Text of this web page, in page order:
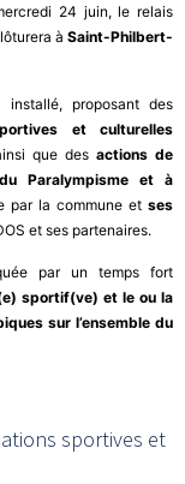
24 juin, le relais
à Saint-Philbert-
installé, proposant des
et culturelles
que desactions de
Paralympisme et à
par la commune et ses
et ses partenaires.
par un temps fort
sportif(ve) et le ou la
sur l’ensemble du
sportives et